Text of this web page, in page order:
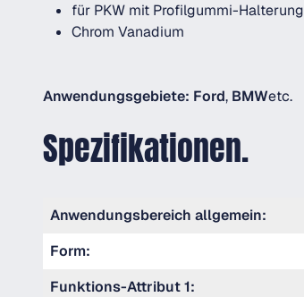
für PKW mit Profilgummi-Halterung
Chrom Vanadium
Anwendungsgebiete: Ford, BMWetc.
Spezifikationen.
Anwendungsbereich allgemein:
Form:
Funktions-Attribut 1: